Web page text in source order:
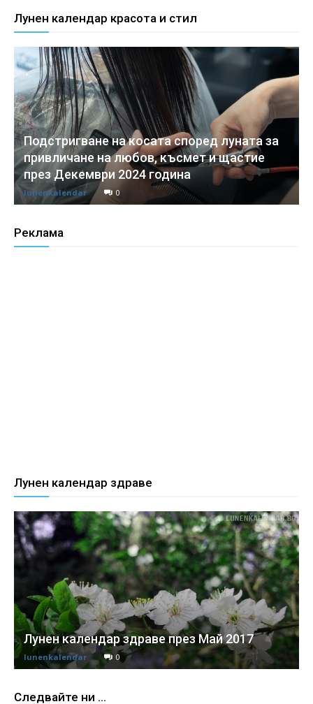
Лунен календар красота и стил
Подстригване на косата според луната за
привличане на любов, късмет и щастие
през Декември 2024 година
lunenkalendar 0
Реклама
Лунен календар здраве
Лунен календар здраве през Май 2017
lunenkalendar 0
Следвайте ни ...